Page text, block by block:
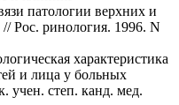
патологии верхних и
Рос. ринология. 1996. N
характеристика
и лица у больных
учен. степ. канд. мед.